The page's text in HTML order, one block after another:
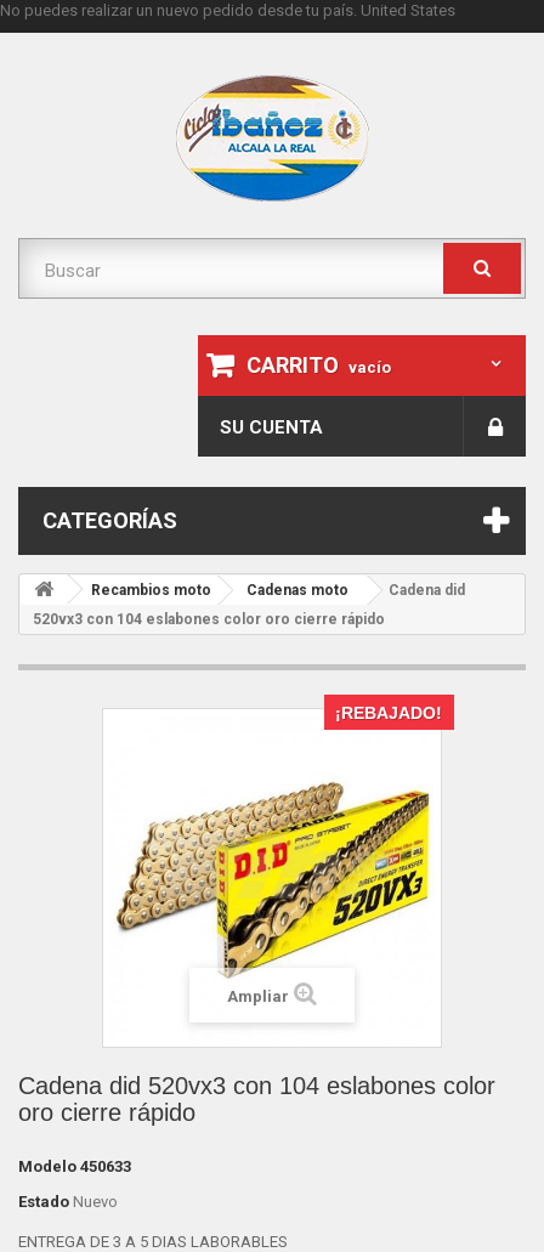
No puedes realizar un nuevo pedido desde tu país. United States
CARRITO vacío
SU CUENTA
CATEGORÍAS
Recambios moto Cadenas moto
Cadena did
520vx3 con 104 eslabones color oro cierre rápido
¡REBAJADO!
Ampliar
Cadena did 520vx3 con 104 eslabones color
oro cierre rápido
Modelo 450633
Estado Nuevo
ENTREGA DE 3 A 5 DIAS LABORABLES